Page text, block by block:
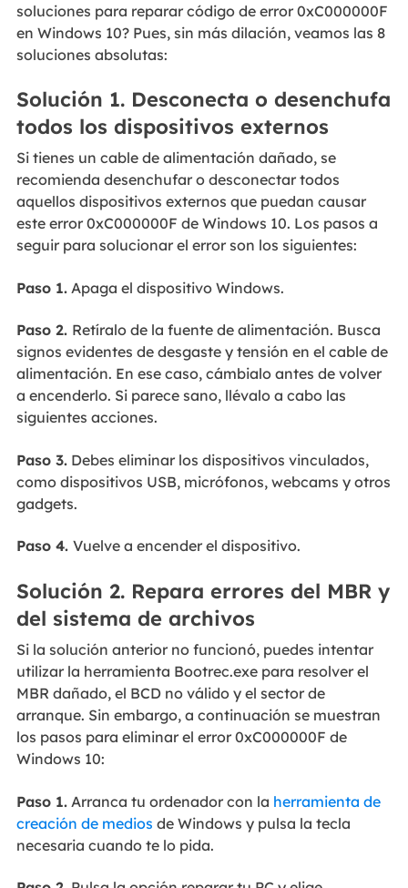
soluciones para reparar código de error 0xC000000F
en Windows 10? Pues, sin más dilación, veamos las 8
soluciones absolutas:
Solución 1. Desconecta o desenchufa
todos los dispositivos externos
Si tienes un cable de alimentación dañado, se
recomienda desenchufar o desconectar todos
aquellos dispositivos externos que puedan causar
este error 0xC000000F de Windows 10. Los pasos a
seguir para solucionar el error son los siguientes:
Paso 1.Apaga el dispositivo Windows.
Paso 2. Retíralo de la fuente de alimentación. Busca
signos evidentes de desgaste y tensión en el cable de
alimentación. En ese caso, cámbialo antes de volver
a encenderlo. Si parece sano, llévalo a cabo las
siguientes acciones.
Paso 3.Debes eliminar los dispositivos vinculados,
como dispositivos USB, micrófonos, webcams y otros
gadgets.
Paso 4. Vuelve a encender el dispositivo.
Solución 2. Repara errores del MBR y
del sistema de archivos
Si la solución anterior no funcionó, puedes intentar
utilizar la herramienta Bootrec.exe para resolver el
MBR dañado, el BCD no válido y el sector de
arranque. Sin embargo, a continuación se muestran
los pasos para eliminar el error 0xC000000F de
Windows 10:
Paso 1.Arranca tu ordenador con la herramienta de
creación de medios de Windows y pulsa la tecla
necesaria cuando te lo pida.